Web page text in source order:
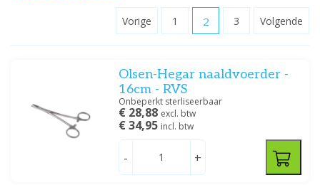
Medipharchem
(24)
Servoprax
Vorige 1 2 3 Volgende
Olsen-Hegar naaldvoerder -
16cm - RVS
Onbeperkt sterliseerbaar
€ 28,88 excl. btw
€ 34,95 incl. btw
- +